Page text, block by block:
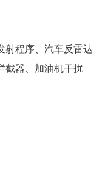
射程序、汽车反雷达
截器、加油机干扰